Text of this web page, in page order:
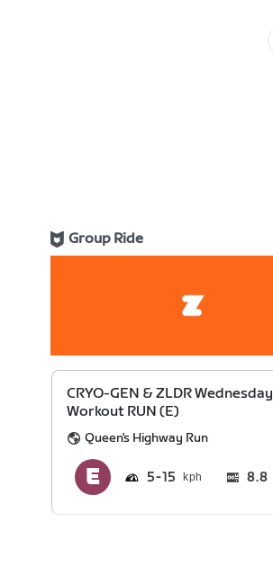
Group Ride
CRYO-GEN & ZLDR Wednesday
Workout RUN (E)
Queen's Highway Run
5 15 8.8